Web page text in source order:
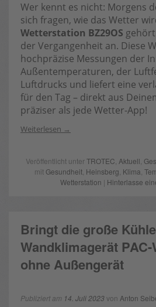
Wer kennt es nicht: Morgens
sich fragen, wie das Wetter
Wetterstation BZ29OS
der Vergangenheit an. Diese
hochpräzise Messungen der
Außentemperaturen, der
Luftdrucks und liefert eine
für den Tag – direkt aus
präziser als jede Wetter-App!
Weiterlesen
Veröffentlicht unterTROTEC Aktuell
mit Gesundheit, Heinsberg Klima
Wetterstation | Hinterlasse
Bringt die große
Wandklimagerät PAC-
ohne Außengerät
Publiziert am 14. Juli 2023von Anton